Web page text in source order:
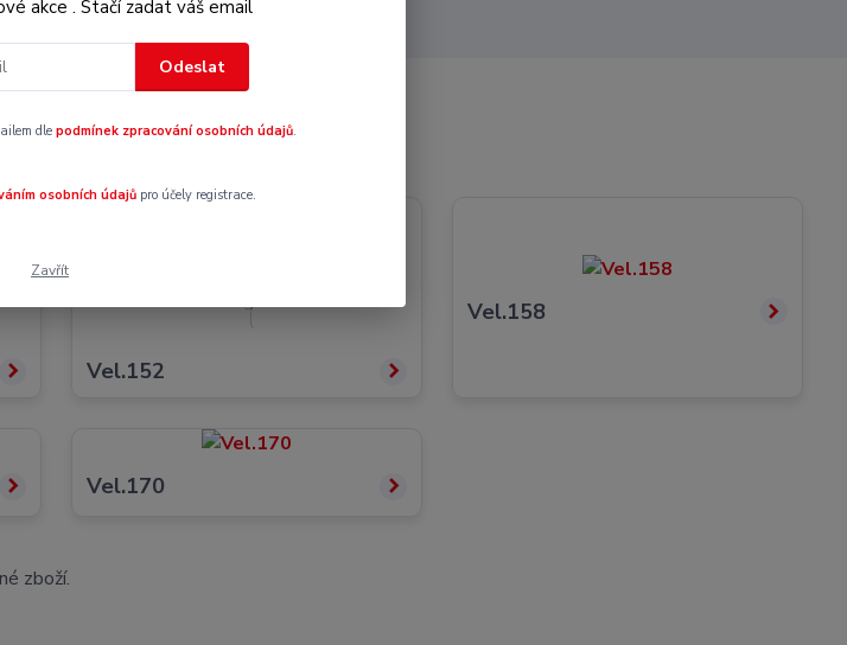
Vel.152
Vel.158
Vel.170
zboží.
akce . Stačí zadat váš email
Odeslat
dlepodmínek zpracování osobních údajů.
osobních údajůpro účely registrace.
Zavřít